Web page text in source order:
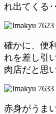
れ出てくる
確かに、便
れを差し引
肉店だと思
赤身がうま